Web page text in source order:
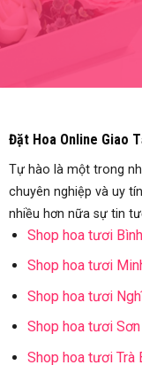
Đặt Hoa Online Giao
Tự hào là một trong
chuyên nghiệp và uy
nhiều hơn nữa sự tin
Shop hoa tươi
Shop hoa tươi
Shop hoa tươi
Shop hoa tươi
Shop hoa tươi Trà